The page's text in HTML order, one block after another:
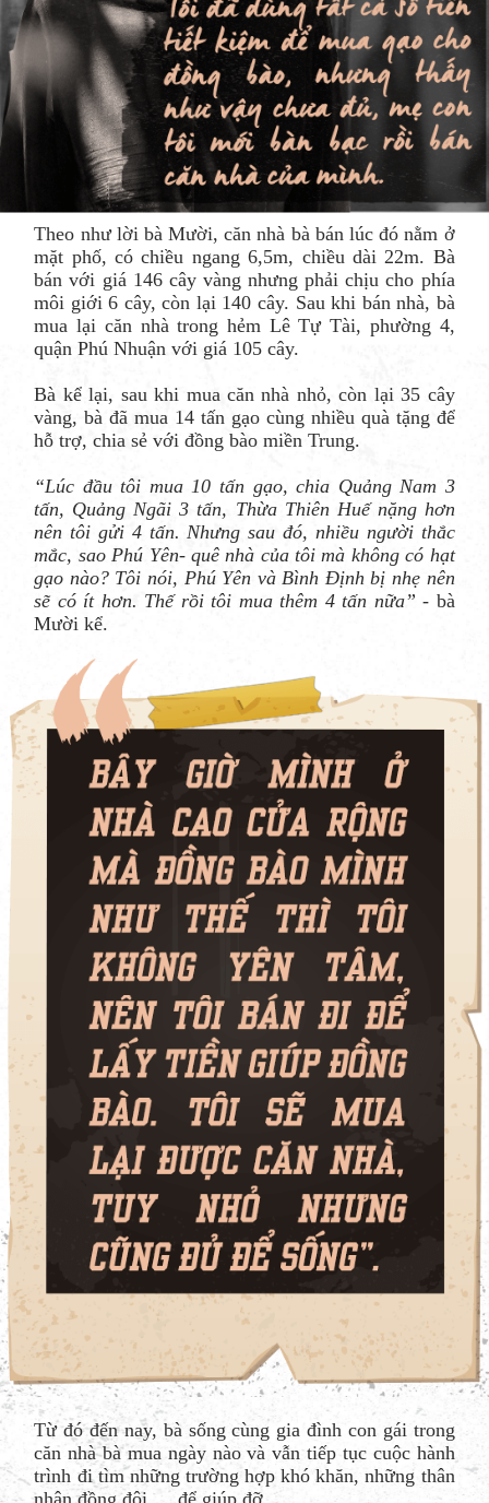
Theo như lời bà Mười, căn nhà bà bán lúc đó nằm ở
mặt phố, có chiều ngang 6,5m, chiều dài 22m. Bà
bán với giá 146 cây vàng nhưng phải chịu cho phía
môi giới 6 cây, còn lại 140 cây. Sau khi bán nhà, bà
mua lại căn nhà trong hẻm Lê Tự Tài, phường 4,
quận Phú Nhuận với giá 105 cây.
Bà kể lại, sau khi mua căn nhà nhỏ, còn lại 35 cây
vàng, bà đã mua 14 tấn gạo cùng nhiều quà tặng để
hỗ trợ, chia sẻ với đồng bào miền Trung.
“Lúc đầu tôi mua 10 tấn gạo, chia Quảng Nam 3
tấn, Quảng Ngãi 3 tấn, Thừa Thiên Huế nặng hơn
nên tôi gửi 4 tấn. Nhưng sau đó, nhiều người thắc
mắc, sao Phú Yên- quê nhà của tôi mà không có hạt
gạo nào? Tôi nói, Phú Yên và Bình Định bị nhẹ nên
sẽ có ít hơn. Thế rồi tôi mua thêm 4 tấn nữa” - bà
Mười kể.
Từ đó đến nay, bà sống cùng gia đình con gái trong
căn nhà bà mua ngày nào và vẫn tiếp tục cuộc hành
trình đi tìm những trường hợp khó khăn, những thân